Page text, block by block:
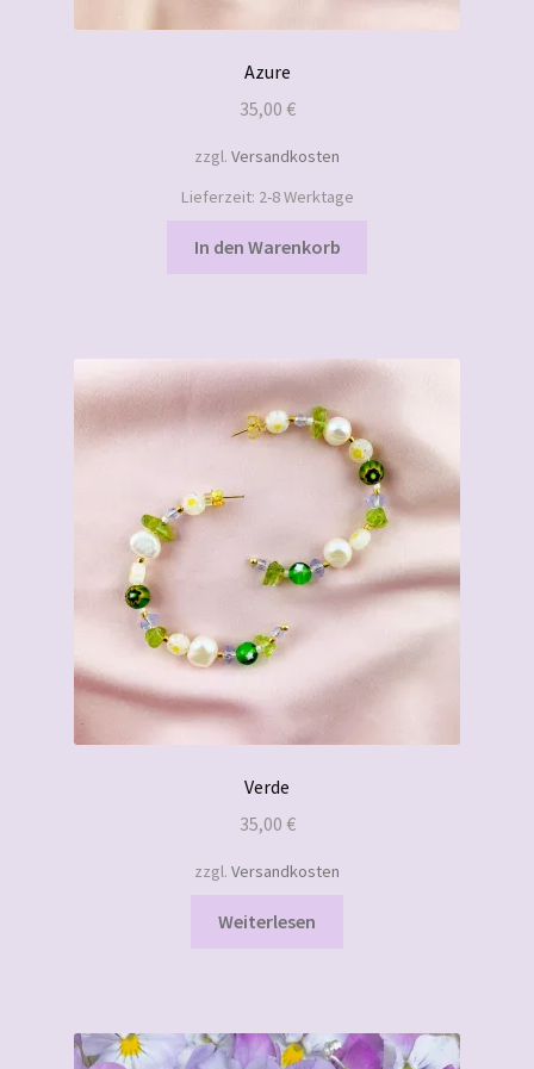
Azure
35,00 €
zzgl. Versandkosten
Lieferzeit: 2-8 Werktage
In den Warenkorb
Verde
35,00 €
zzgl. Versandkosten
Weiterlesen